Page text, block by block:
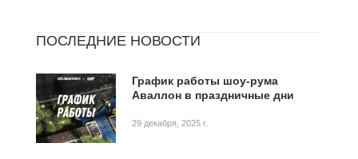
ПОСЛЕДНИЕ НОВОСТИ
График работы шоу-рума
Аваллон в праздничные дни
29 декабря, 2025 г.